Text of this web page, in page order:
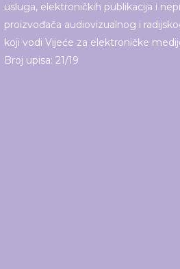
usluga, elektroničkih publikacija i
proizvođača audiovizualnog i
koji vodi Vijeće za elektroničke
Broj upisa: 21/19